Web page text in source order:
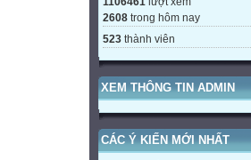
2608 trong hôm nay
523 thành viên
XEM THÔNG TIN ADMIN
CÁC Ý KIẾN MỚI NHẤT